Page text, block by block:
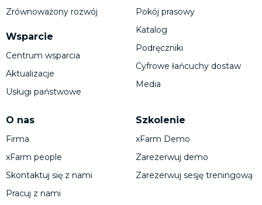
Zrównoważony rozwój
Wsparcie
Centrum wsparcia
Aktualizacje
Usługi państwowe
O nas
Firma
xFarm people
Skontaktuj się z nami
Pracuj z nami
Pokój prasowy
Katalog
Podręczniki
Cyfrowe łańcuchy dostaw
Media
Szkolenie
xFarm Demo
Zarezerwuj demo
Zarezerwuj sesję treningową